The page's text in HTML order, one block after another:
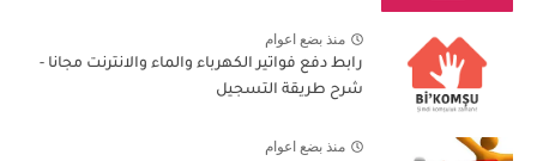
منذ بضع اعوام
رابط دفع فواتير الكهرباء والماء والانترنت مجانا -
شرح طريقة التسجيل
منذ بضع اعوام